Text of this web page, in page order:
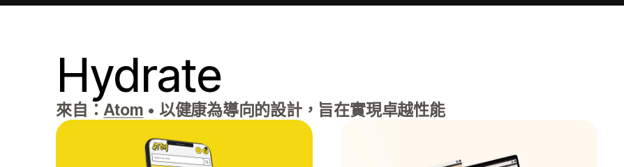
Hydrate
來自：Atom • 以健康為導向的設計，旨在實現卓越性能